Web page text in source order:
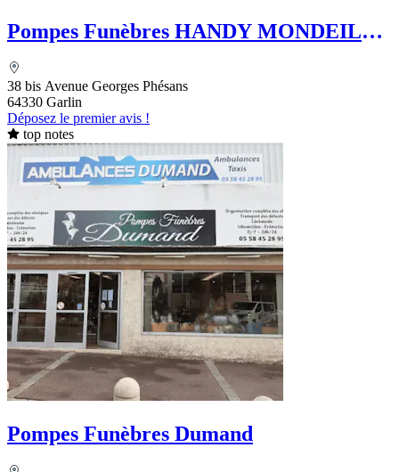
Pompes Funèbres HANDY MONDEILH -
38 bis Avenue Georges Phésans
64330 Garlin
Déposez le premier avis !
top notes
Pompes Funèbres Dumand